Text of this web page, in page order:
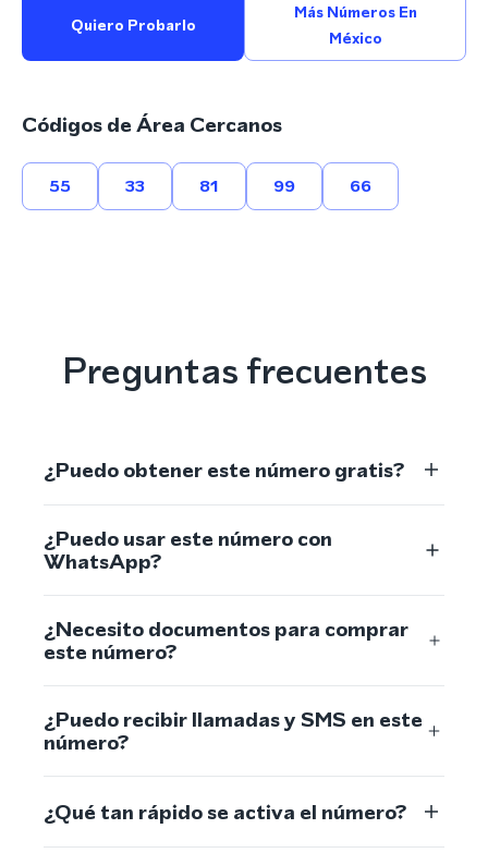
Quiero Probarlo
Más Números En
México
Códigos de Área Cercanos
55 33 81 99 66
Preguntas frecuentes
¿Puedo obtener este número gratis?
¿Puedo usar este número con
WhatsApp?
¿Necesito documentos para comprar
este número?
¿Puedo recibir llamadas y SMS en este
número?
¿Qué tan rápido se activa el número?